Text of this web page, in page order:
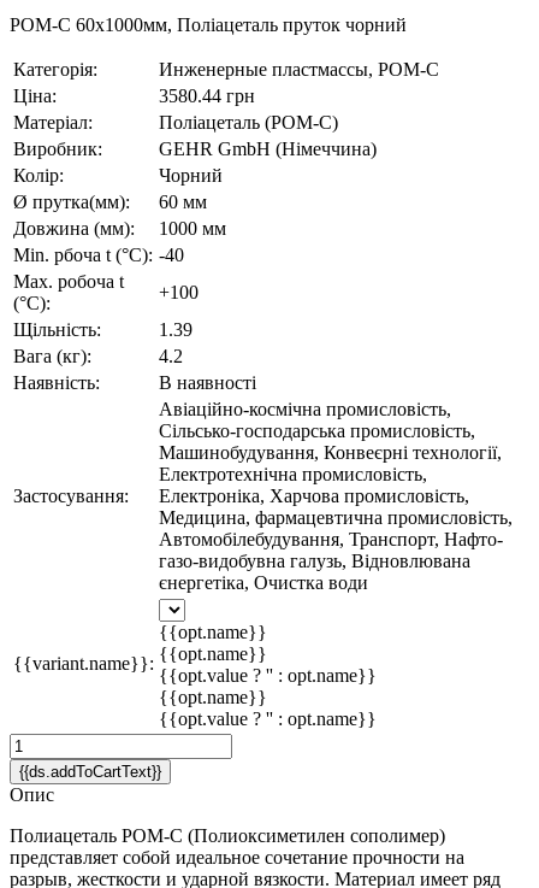
POM-C 60х1000мм, Поліацеталь пруток чорний
Категорія:
Инженерные пластмассы, POM-C
Ціна:
3580.44 грн
Матеріал:
Поліацеталь (POM-C)
Виробник:
GEHR GmbH (Німеччина)
Колір:
Чорний
Ø прутка(мм):
60 мм
Довжина (мм):
1000 мм
Min. рбоча t (°C): -40
Max. робоча t
(°C):
+100
Щільність:
1.39
Вага (кг):
4.2
Наявність:
В наявності
Застосування:
Авіаційно-космічна промисловість,
Сільсько-господарська промисловість,
Машинобудування, Конвеєрні технології,
Електротехнічна промисловість,
Електроніка, Харчова промисловість,
Медицина, фармацевтична промисловість,
Автомобілебудування, Транспорт, Нафто-
газо-видобувна галузь, Відновлювана
єнергетіка, Очистка води
{{variant.name}}:
{{opt.name}}
{{opt.name}}
{{opt.value ? '' : opt.name}}
{{opt.name}}
{{opt.value ? '' : opt.name}}
{{ds.addToCartText}}
Опис
Полиацеталь POM-C (Полиоксиметилен сополимер)
представляет собой идеальное сочетание прочности на
разрыв, жесткости и ударной вязкости. Материал имеет ряд